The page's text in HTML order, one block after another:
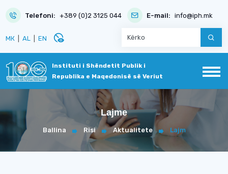
Telefoni: +389 (0)2 3125 044 E-mail: info@iph.mk
МК AL EN disabled_visible
Instituti i Shëndetit Publik i
Republika e Maqedonisë së Veriut
Lajme
Ballina Risi Aktualitete Lajm